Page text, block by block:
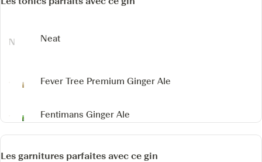
Neat
Fever Tree Premium Ginger Ale
Fentimans Ginger Ale
Les garnitures parfaites avec ce gin